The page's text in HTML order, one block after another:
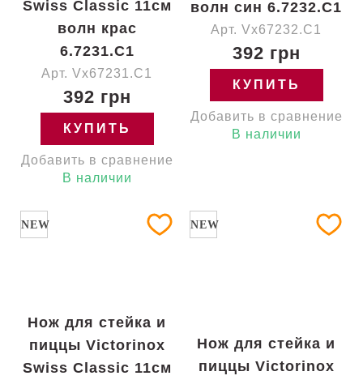
Swiss Classic 11см
волн крас
6.7231.C1
Арт. Vx67231.C1
392 грн
КУПИТЬ
Добавить в сравнение
В наличии
волн син 6.7232.C1
Арт. Vx67232.C1
392 грн
КУПИТЬ
Добавить в сравнение
В наличии
NEW
Нож для стейка и
пиццы Victorinox
Swiss Classic 11см
NEW
Нож для стейка и
пиццы Victorinox